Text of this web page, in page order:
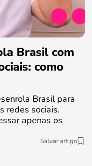
Brasil com
como
Brasil para
redes sociais.
apenas os
Salvar artigo